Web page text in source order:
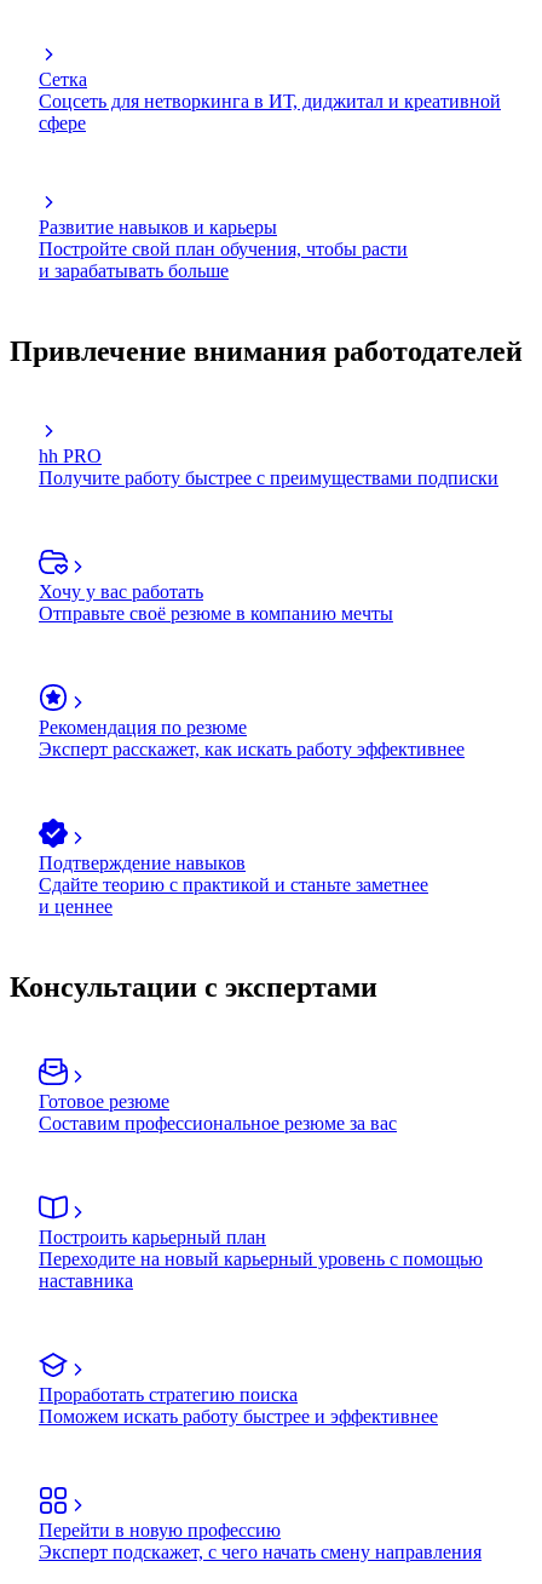
Сетка
Соцсеть для нетворкинга в ИТ, диджитал и креативной
сфере
Развитие навыков и карьеры
Постройте свой план обучения, чтобы расти
и зарабатывать больше
Привлечение внимания работодателей
hh PRO
Получите работу быстрее с преимуществами подписки
Хочу у вас работать
Отправьте своё резюме в компанию мечты
Рекомендация по резюме
Эксперт расскажет, как искать работу эффективнее
Подтверждение навыков
Сдайте теорию с практикой и станьте заметнее
и ценнее
Консультации с экспертами
Готовое резюме
Составим профессиональное резюме за вас
Построить карьерный план
Переходите на новый карьерный уровень с помощью
наставника
Проработать стратегию поиска
Поможем искать работу быстрее и эффективнее
Перейти в новую профессию
Эксперт подскажет, с чего начать смену направления